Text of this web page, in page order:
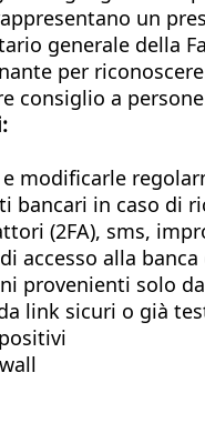
un
generale della
per
consiglio a
modificarle
bancari in caso di
(2FA), sms,
accesso alla
provenienti solo
link sicuri o già